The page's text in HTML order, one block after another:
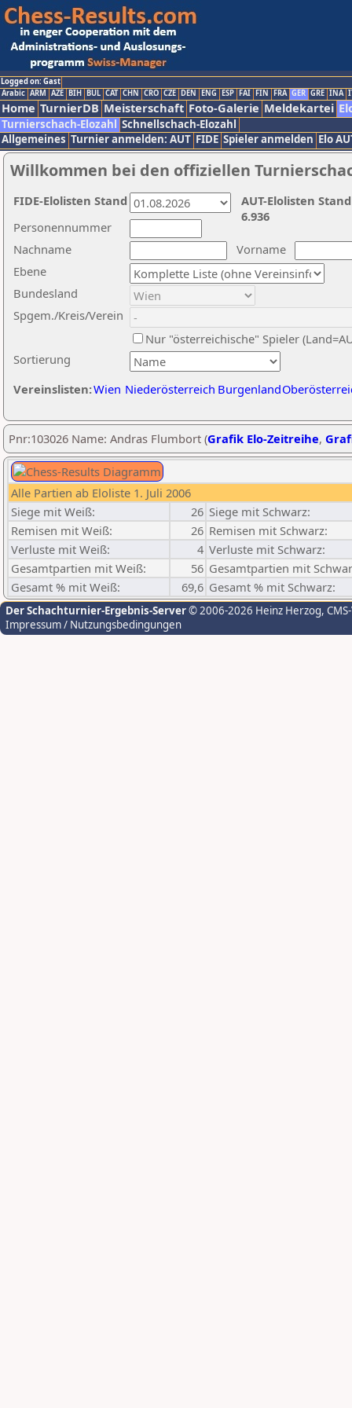
Logged on: Gast
Arabic ARM AZE BIH BUL CAT CHN CRO CZE DEN ENG ESP FAI FIN FRA GER GRE INA
Home TurnierDB Meisterschaft Foto-Galerie Meldekartei
Turnierschach-Elozahl Schnellschach-Elozahl
Allgemeines Turnier anmelden: AUT FIDE Spieler anmelden Elo
Willkommen bei den offiziellen
Nachname
Vorname
Ebene
Sortierung
Personennummer
Bundesland
Spgem./Kreis/Verein
Nur "österreichische" Spieler
Vereinslisten:Wien Niederösterreich Burgenland
AUT-Elolisten
6.936
FIDE-Elolisten Stand
Pnr:103026 Name: Andras Flumbort (Grafik Elo-Zeitreihe,
Alle Partien ab Eloliste 1. Juli 2006
Siege mit Weiß:
26 Siege mit Schwarz:
Remisen mit Weiß:
26 Remisen mit Schwarz:
Verluste mit Weiß:
4 Verluste mit Schwarz:
Gesamtpartien mit Weiß:
56 Gesamtpartien mit
Gesamt % mit Weiß:
69,6 Gesamt % mit Schwarz:
Der Schachturnier-Ergebnis-Server© 2006-2026 Heinz Herzog,
Impressum / Nutzungsbedingungen